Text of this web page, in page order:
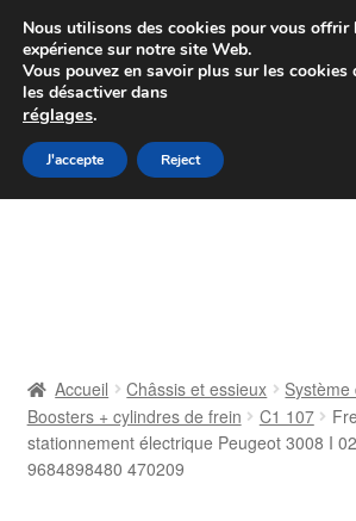
Colissimo livraison à partir
Du lundi au vendredi de
Aller
à
Aller
au
Contact
Accueil Châssis et essieux
Boosters + cylindres de frein
C1 107
stationnement électrique Peugeot 3008 I
9684898480 470209
Nous utilisons des cookies pour vous offrir
expérience sur notre site Web.
Vous pouvez en savoir plus sur les
les désactiver dans
réglages.
J'accepte Reject